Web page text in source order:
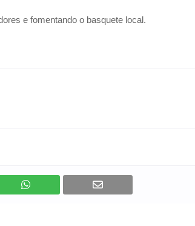
e fomentando o basquete local.